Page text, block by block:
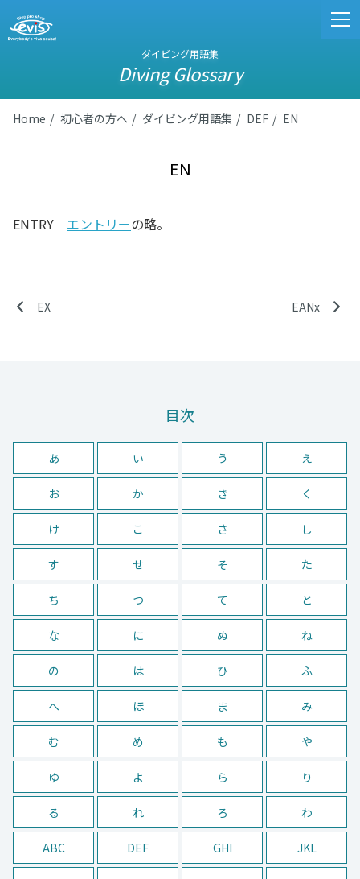
ダイビング用語集
Diving Glossary
Home 初心者の方へ ダイビング用語集 DEF EN
EN
ENTRY エントリーの略。
EX EANx
目次
あ い う え
お か き く
け こ さ し
す せ そ た
ち つ て と
な に ぬ ね
の は ひ ふ
へ ほ ま み
む め も や
ゆ よ ら り
る れ ろ わ
ABC DEF GHI JKL